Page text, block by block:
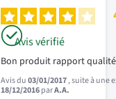
Avis vérifié
Bon produit rapport
Avis du03/01/2017, suite à une
18/12/2016parA.A.